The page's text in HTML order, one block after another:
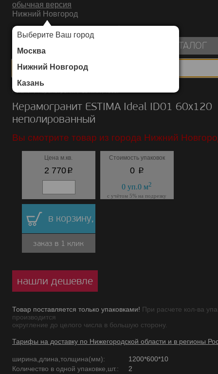
обычная версия
Нижний Новгород
Выберите Ваш город
Москва
Нижний Новгород
Казань
ИНТЕРНЕТ-МАГАЗИН НАПОЛЬНЫХ ПОКРЫТИЙ
КАТАЛОГ
Каталог/Керамогранит/ESTIMA/Ideal
Керамогранит ESTIMA Ideal ID01 60х120
неполированный
Вы смотрите товар из города Нижний
Цена м.кв.
2 770p
Стоимость упаковок
0 p
0 уп.0 м2
с учётом 5% на подрезку
в корзину,
заказ в 1 клик
нашли дешевле
Товар поставляется только упаковками! При расчете кол-ва
производится
округление до целого числа в большую сторону.
Тарифы на доставку по Нижегородской области и в регионы
ширина,длина,толщина(мм):
1200*600*10
Количество в одной упаковке,шт.:
2